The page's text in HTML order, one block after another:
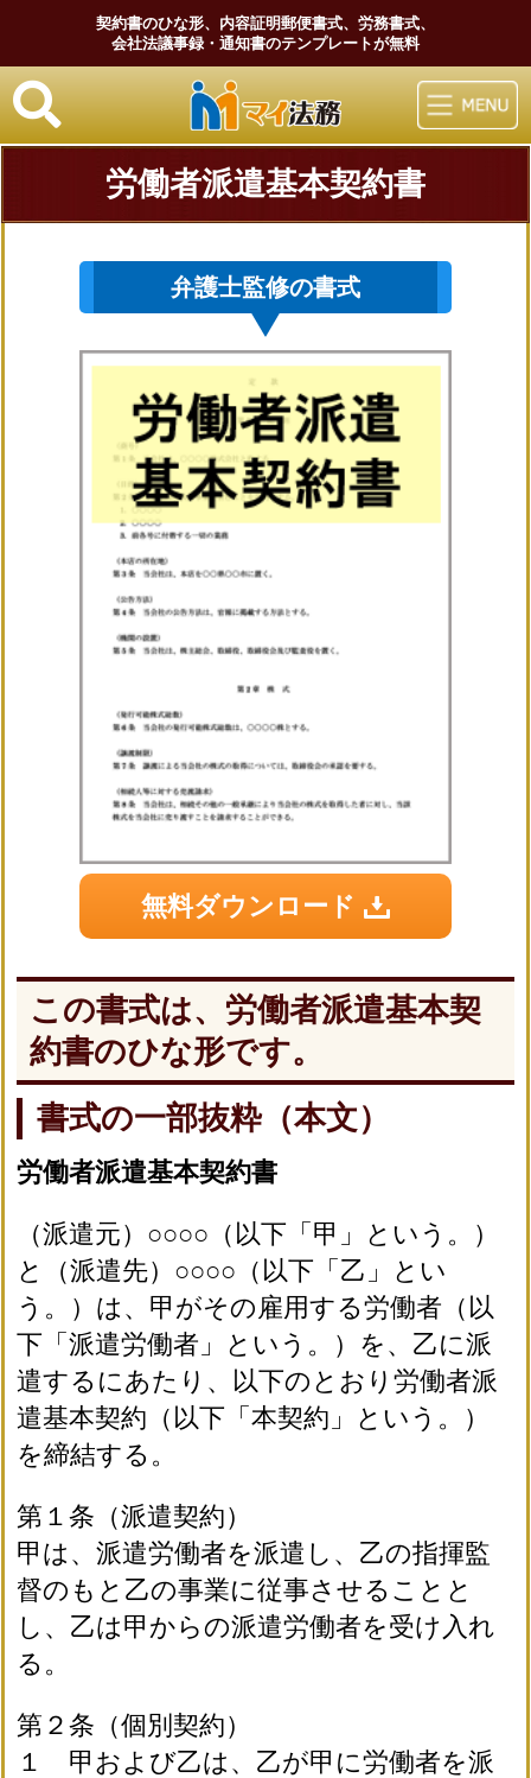
契約書のひな形、内容証明郵便書式、労務書式、
会社法議事録・通知書のテンプレートが無料
マイ法務
労働者派遣基本契約書
弁護士監修の書式
無料ダウンロード
この書式は、労働者派遣基本契
約書のひな形です。
書式の一部抜粋（本文）
労働者派遣基本契約書
（派遣元）○○○○（以下「甲」という。）
と（派遣先）○○○○（以下「乙」とい
う。）は、甲がその雇用する労働者（以
下「派遣労働者」という。）を、乙に派
遣するにあたり、以下のとおり労働者派
遣基本契約（以下「本契約」という。）
を締結する。
第１条（派遣契約）
甲は、派遣労働者を派遣し、乙の指揮監
督のもと乙の事業に従事させることと
し、乙は甲からの派遣労働者を受け入れ
る。
第２条（個別契約）
１ 甲および乙は、乙が甲に労働者を派